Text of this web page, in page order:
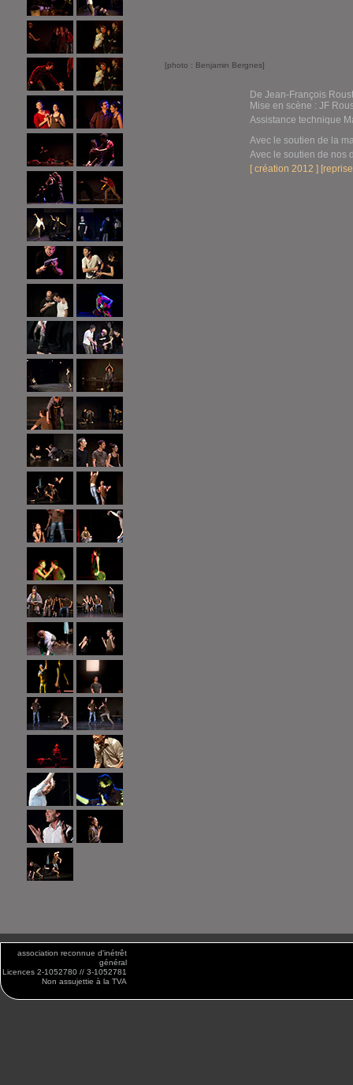
[photo : Benjamin Bergnes]
De Jean-François
Mise en scène : JF
Assistance technique
Avec le soutien de la
Avec le soutien de nos
[ création 2012 ]
association reconnue d'inétrêt
général
Licences 2-1052780 // 3-1052781
Non assujettie à la TVA